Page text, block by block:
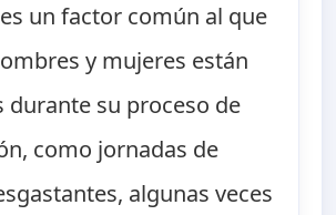
un factor común al que
y mujeres están
durante su proceso de
como jornadas de
algunas veces